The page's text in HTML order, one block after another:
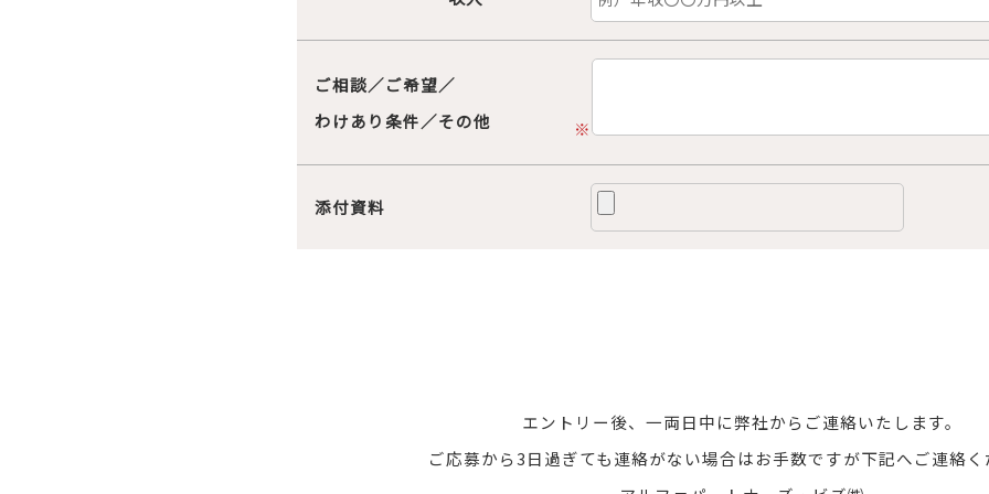
ご相談／ご希望／
わけあり条件／その他
※
添付資料
エントリー後、一両日中に弊社からご連絡いたします。
ご応募から3日過ぎても連絡がない場合はお手数ですが下記へご連絡